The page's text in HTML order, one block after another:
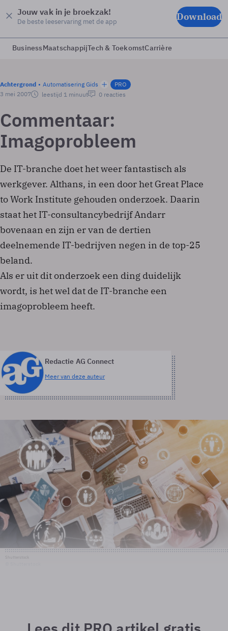
Jouw vak in je broekzak!
De beste leeservaring met de app Download
BusinessMaatschappijTech & ToekomstCarrière
Achtergrond Automatisering Gids
PRO
3 mei 2007
leestijd 1 minuut 0 reacties
Commentaar:
Imagoprobleem
De IT-branche doet het weer fantastisch als
werkgever. Althans, in een door het Great Place
to Work Institute gehouden onderzoek. Daarin
staat het IT-consultancybedrijf Andarr
bovenaan en zijn er van de dertien
deelnemende IT-bedrijven negen in de top-25
beland.
Als er uit dit onderzoek een ding duidelijk
wordt, is het wel dat de IT-branche een
imagoprobleem heeft.
Redactie AG Connect
Meer van deze auteur